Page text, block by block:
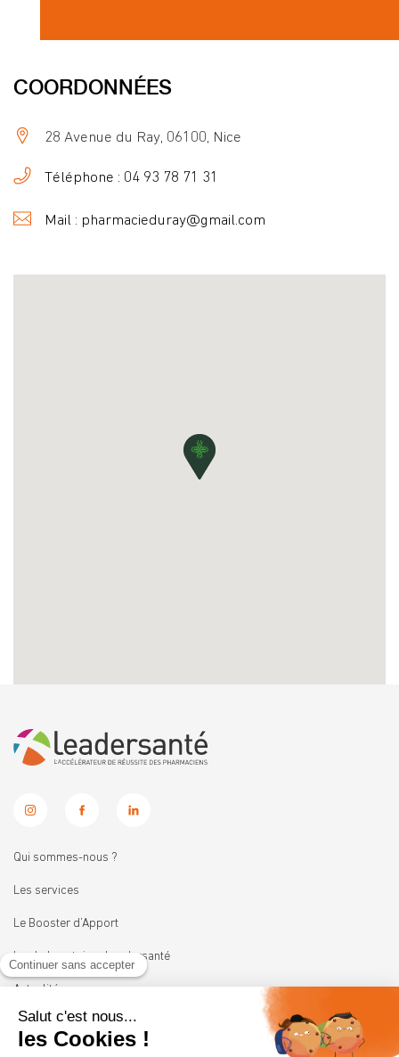
COORDONNÉES
28 Avenue du Ray, 06100, Nice
Téléphone : 04 93 78 71 31
Mail : pharmacieduray@gmail.com
Qui sommes-nous ?
Les services
Le Booster d’Apport
Les Laboratoires Leadersanté
Actualités
Nous rejoindre